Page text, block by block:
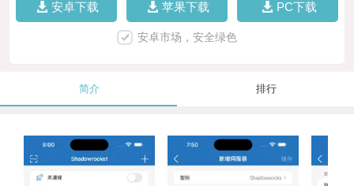
安卓下载 苹果下载 PC下载
安卓市场，安全绿色
简介 排行